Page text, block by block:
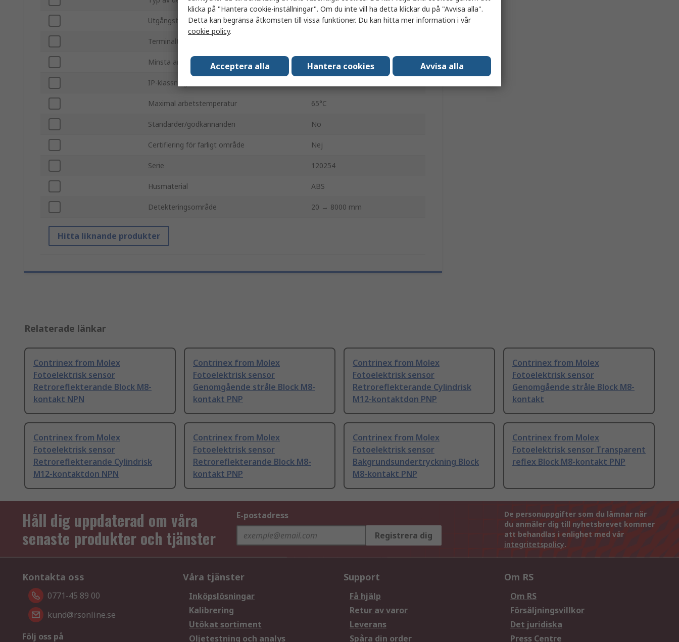
Utgångstyp PNP
Terminaltyp
Minsta arbetsstemperatur -25°C
IP-klassning
Maximal arbetstemperatur 65°C
Standarder/godkännanden No
Certifiering för farligt område Nej
Serie 120254
Husmaterial ABS
Detekteringsområde 20 → 8000 mm
Hitta liknande produkter
Relaterade länkar
Contrinex from Molex
Fotoelektrisk sensor
Retroreflekterande Block M8-
kontakt NPN
Contrinex from Molex
Fotoelektrisk sensor
Genomgående stråle Block M8-
kontakt PNP
Contrinex from Molex
Fotoelektrisk sensor
Retroreflekterande Cylindrisk
M12-kontaktdon PNP
Contrinex from Molex
Fotoelektrisk sensor
Genomgående stråle Block M8-
kontakt
Contrinex from Molex
Fotoelektrisk sensor
Retroreflekterande Cylindrisk
M12-kontaktdon NPN
Contrinex from Molex
Fotoelektrisk sensor
Retroreflekterande Block M8-
kontakt PNP
Contrinex from Molex
Fotoelektrisk sensor
Bakgrundsundertryckning Block
M8-kontakt PNP
Contrinex from Molex
Fotoelektrisk sensor Transparent
reflex Block M8-kontakt PNP
Håll dig uppdaterad om våra
senaste produkter och tjänster
E-postadress
Registrera dig
De personuppgifter som du lämnar när
du anmäler dig till nyhetsbrevet kommer
att behandlas i enlighet med vår
integritetspolicy.
Kontakta oss
0771-45 89 00
kund@rsonline.se
Följ oss på
Våra tjänster
Inköpslösningar
Kalibrering
Utökat sortiment
Oljetestning och analys
Support
Få hjälp
Retur av varor
Leverans
Spåra din order
Om RS
Om RS
Försäljningsvillkor
Det juridiska
Press Centre
klicka på "Hantera cookie-inställningar". Om du inte vill ha detta klickar du på "Avvisa alla".
Detta kan begränsa åtkomsten till vissa funktioner. Du kan hitta mer information i vår
cookie policy.
Acceptera alla Hantera cookies Avvisa alla